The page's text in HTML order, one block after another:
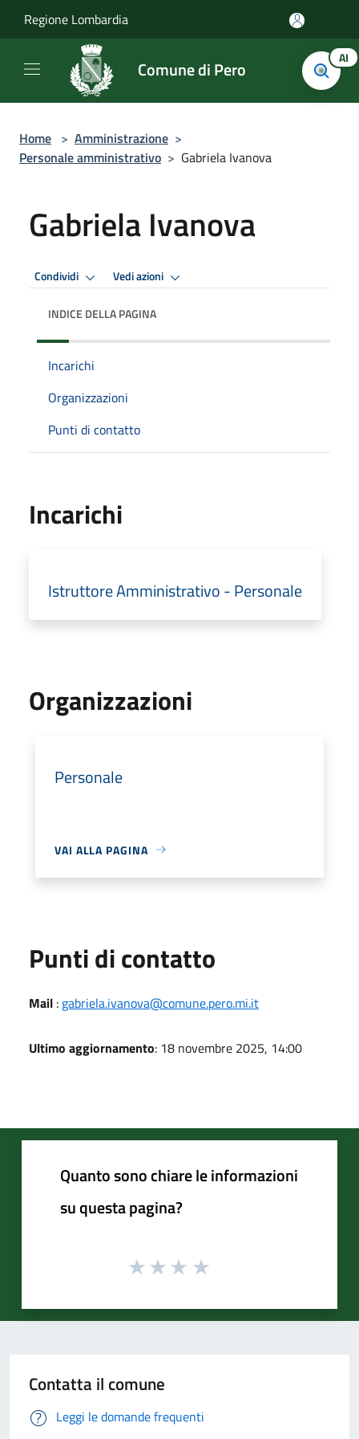
Regione Lombardia
Comune di Pero AI
Home > Amministrazione >
Personale amministrativo > Gabriela Ivanova
Gabriela Ivanova
Condividi Vedi azioni
INDICE DELLA PAGINA
Incarichi
Organizzazioni
Punti di contatto
Incarichi
Istruttore Amministrativo - Personale
Organizzazioni
Personale
VAI ALLA PAGINA
Punti di contatto
Mail : gabriela.ivanova@comune.pero.mi.it
Ultimo aggiornamento: 18 novembre 2025, 14:00
Quanto sono chiare le informazioni
su questa pagina?
Contatta il comune
Leggi le domande frequenti